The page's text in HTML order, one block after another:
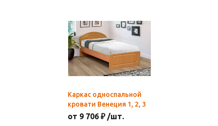
Каркас односпальной
кровати Венеция 1, 2, 3
от 9 706 ₽ /шт.